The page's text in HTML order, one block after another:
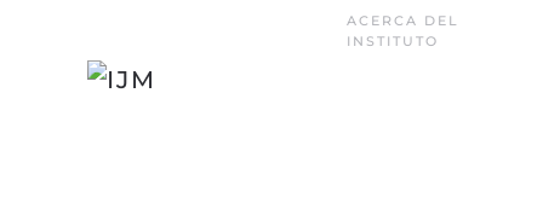
ACERCA DEL
INSTITUTO